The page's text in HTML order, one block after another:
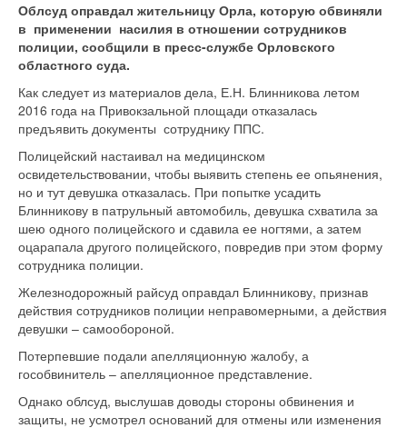
Облсуд оправдал жительницу Орла, которую обвиняли
в применении насилия в отношении сотрудников
полиции, сообщили в пресс-службе Орловского
областного суда.
Как следует из материалов дела, Е.Н. Блинникова летом
2016 года на Привокзальной площади отказалась
предъявить документы сотруднику ППС.
Полицейский настаивал на медицинском
освидетельствовании, чтобы выявить степень ее опьянения,
но и тут девушка отказалась. При попытке усадить
Блинникову в патрульный автомобиль, девушка схватила за
шею одного полицейского и сдавила ее ногтями, а затем
оцарапала другого полицейского, повредив при этом форму
сотрудника полиции.
Железнодорожный райсуд оправдал Блинникову, признав
действия сотрудников полиции неправомерными, а действия
девушки – самообороной.
Потерпевшие подали апелляционную жалобу, а
гособвинитель – апелляционное представление.
Однако облсуд, выслушав доводы стороны обвинения и
защиты, не усмотрел оснований для отмены или изменения